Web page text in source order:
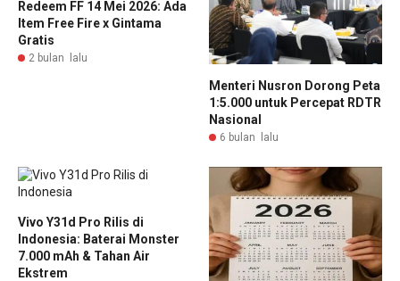
Redeem FF 14 Mei 2026: Ada
Item Free Fire x Gintama
Gratis
2 bulan lalu
Menteri Nusron Dorong Peta
1:5.000 untuk Percepat RDTR
Nasional
6 bulan lalu
Vivo Y31d Pro Rilis di
Indonesia: Baterai Monster
7.000 mAh & Tahan Air
Ekstrem